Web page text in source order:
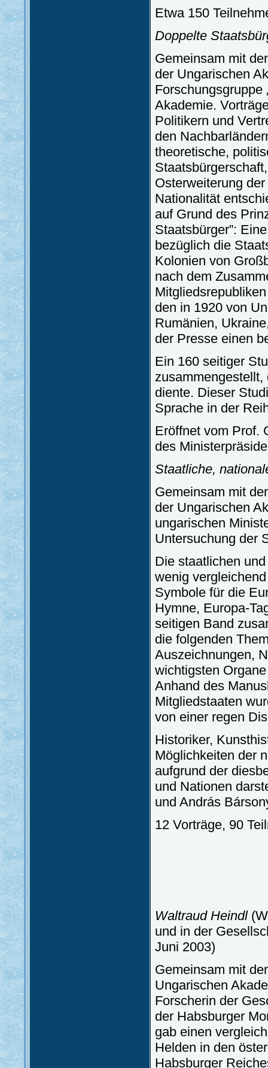
Etwa 150
Doppelte
Gemeinsam mit
der Ungarischen
Forschungsgruppe
Akademie.
Politikern und
den
theoretische,
Osterweiterung
Nationalität
auf Grund des
Staatsbürger”:
bezüglich die
Kolonien von
nach dem
den in 1920 von
Rumänien,
der Presse einen
Ein 160 seitiger
diente. Dieser
Sprache in der
Eröffnet vom Prof.
des
Staatliche,
Gemeinsam mit
der Ungarischen
ungarischen
Untersuchung der
Die staatlichen
wenig
Symbole für die
Hymne, Europa-
seitigen Band
die folgenden
Auszeichnungen,
wichtigsten
Anhand des
Mitgliedstaaten
von einer regen
Historiker,
Möglichkeiten der
aufgrund der
und Nationen
und András
12 Vorträge, 90
Waltraud Heindl
und in der
Juni 2003)
Gemeinsam mit
Ungarischen
Forscherin der
der Habsburger
gab einen
Helden in den
Habsburger